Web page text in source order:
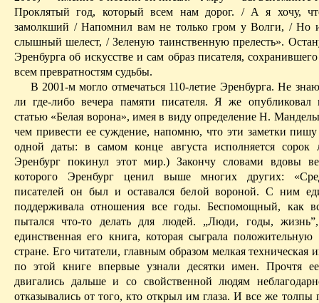
Проклятый год, который всем нам дорог. / А я хочу,
замолкший / Напомнил вам не только гром у Волги, / Но и
слышный шелест, / Зеленую таинственную прелесть».
Эренбурга об искусстве и сам образ писателя,
всем превратностям судьбы.
В 2001-м могло отмечаться 110-летие Эренбурга. Не
ли где-либо вечера памяти писателя. Я же опубликовал
статью «Белая ворона», имея в виду определение Н.
чем привести ее суждение, напомню, что эти заметки
одной даты: в самом конце августа исполняется сорок
Эренбург покинул этот мир.) Закончу словами вдовы
которого Эренбург ценил выше многих других:
писателей он был и оставался белой вороной. С ним
поддерживала отношения все годы. Беспомощный, как
пытался что-то делать для людей. „Люди, годы,
единственная его книга, которая сыграла
стране. Его читатели, главным образом мелкая техническая
по этой книге впервые узнали десятки имен. Прочтя
двигались дальше и со свойственной людям
отказывались от того, кто открыл им глаза. И все же